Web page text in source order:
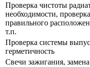
Проверка чистоты
необходимости,
правильного
т.п.
Проверка системы
герметичность
Свечи зажигания, замена